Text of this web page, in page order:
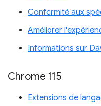
Conformité aux
Améliorer
Informations sur
Chrome 115
Extensions de